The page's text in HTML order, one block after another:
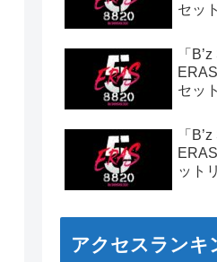
セッ
「
セッ
「
ット
アクセスランキ